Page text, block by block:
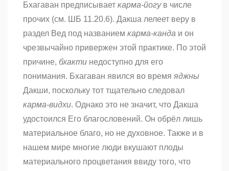
Бхагаван предписывает карма-йогув числе
прочих (см. ШБ 11.20.6). Дакша лелеет веру в
раздел Вед под названием карма-канда и он
чрезвычайно привержен этой практике. По этой
причине, бхакти недоступно для его
понимания. Бхагаван явился во время яджны
Дакши, поскольку тот тщательно следовал
карма-видхи. Однако это не значит, что Дакша
удостоился Его благословений. Он обрёл лишь
материальное благо, но не духовное. Также и в
нашем мире многие люди вкушают плоды
материального процветания ввиду того, что